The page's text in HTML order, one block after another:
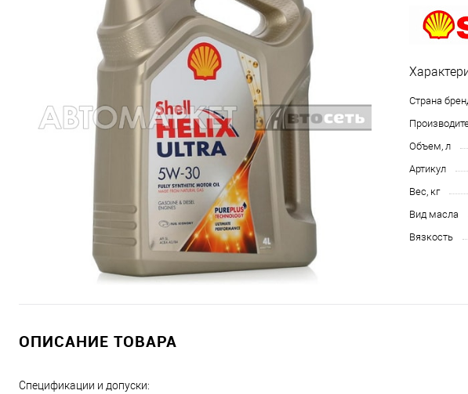
Страна
Объем, л
Артикул
Вес, кг
Вид масла
Вязкость
ОПИСАНИЕ ТОВАРА
Спецификации и допуски: